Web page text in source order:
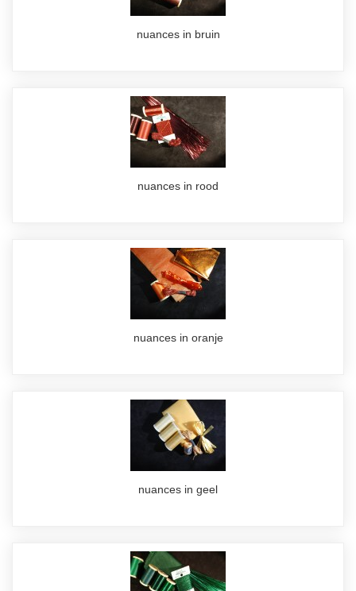
nuances in bruin
nuances in rood
nuances in oranje
nuances in geel